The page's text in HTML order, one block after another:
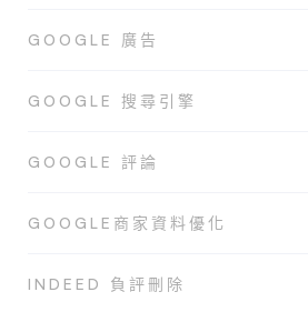
GOOGLE 廣告
GOOGLE 搜尋引擎
GOOGLE 評論
GOOGLE商家資料優化
INDEED 負評刪除